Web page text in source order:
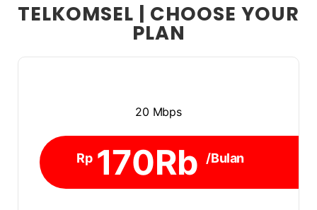
TELKOMSEL | CHOOSE YOUR
PLAN
20 Mbps
Rp 170Rb /Bulan